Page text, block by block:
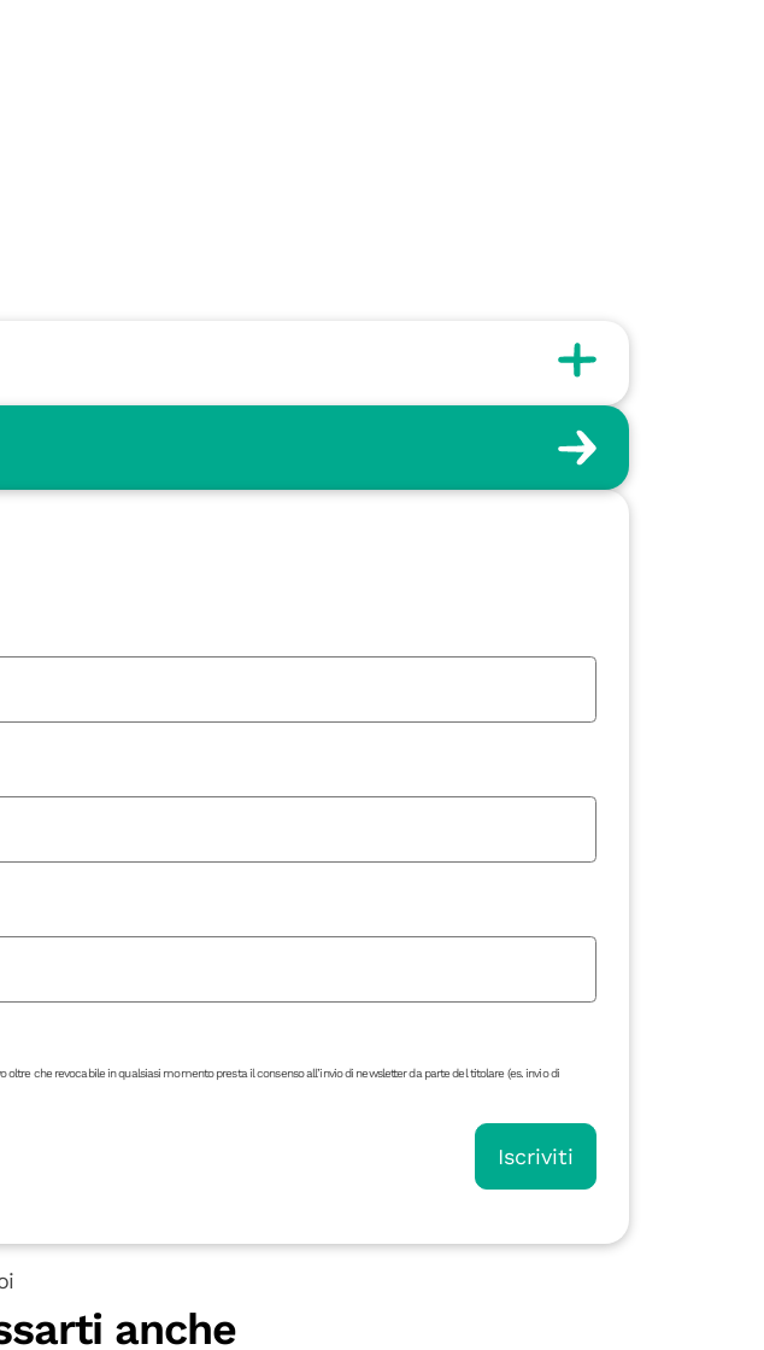
che revocabile in qualsiasi momento presta il consenso all’invio di newsletter da parte del titolare (es. invio di
Iscriviti
anche